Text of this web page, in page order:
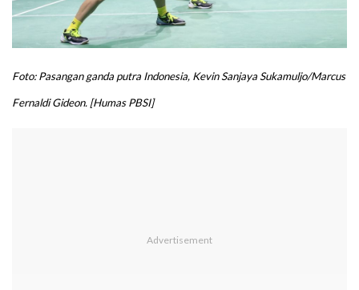
Foto: Pasangan ganda putra Indonesia, Kevin Sanjaya Sukamuljo/Marcus
Fernaldi Gideon. [Humas PBSI]